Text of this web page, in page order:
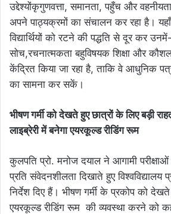
उद्देश्योंकृगुणवत्ता, समानता, पहुँच और
अपने पाठ्यक्रमों का संचालन कर रहा है।
विद्यार्थियों को रटने की पद्धति से दूर कर
सोच,रचनात्मकता बहुविषयक शिक्षा और
केंद्रित किया जा रहा है, ताकि वे आधुनिक
का सामना कर सकें।
भीषण गर्मी को देखते हुए छात्रों के लिए बड़ी
लाइब्रेरी में बनेगा एयरकूल्ड रीडिंग रूम
कुलपति प्रो. मनोज दयाल ने आगामी
प्रति संवेदनशीलता दिखाते हुए विश्वविद्यालय
निर्देश दिए हैं। भीषण गर्मी के प्रकोप को देखते
एयरकूल्ड रीडिंग रूम की व्यवस्था करने को